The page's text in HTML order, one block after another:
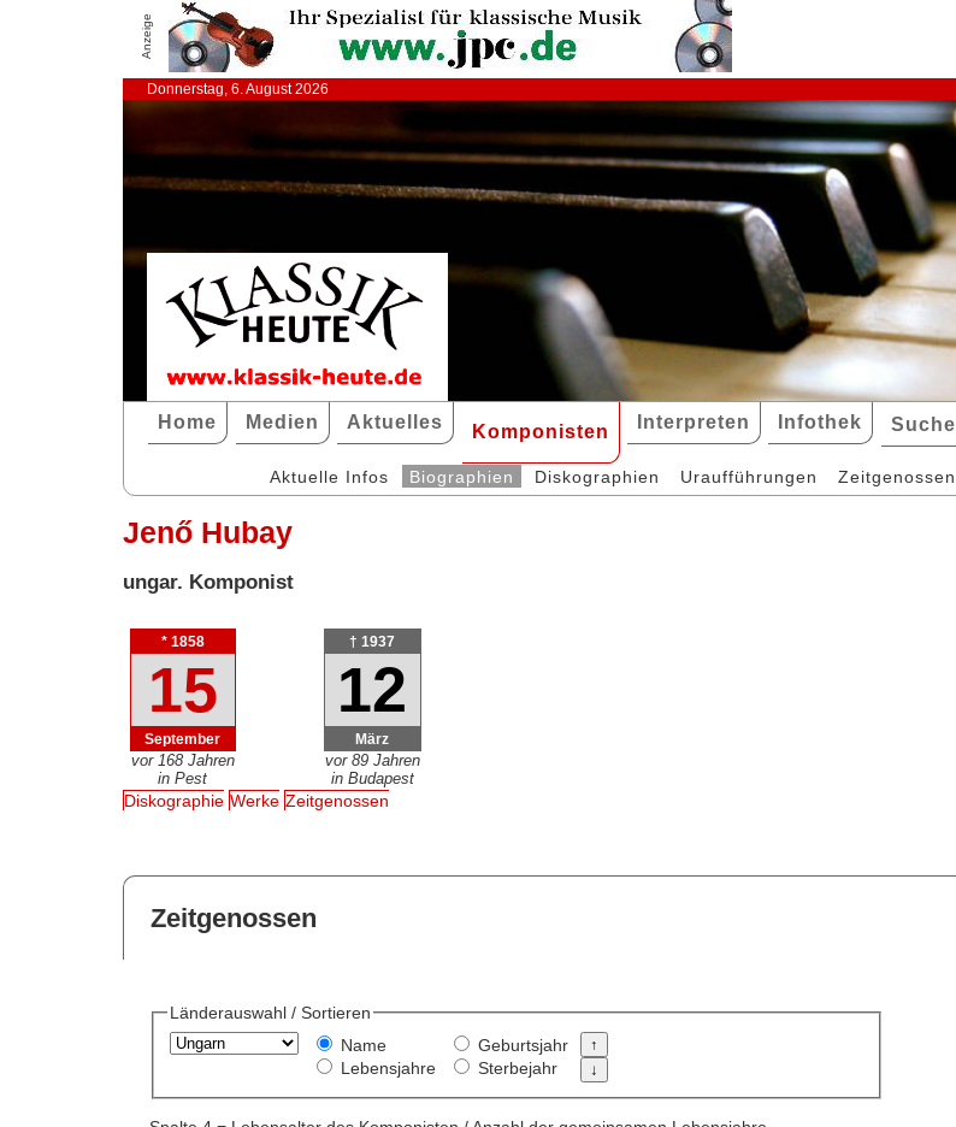
Anzeige
Donnerstag, 6. August 2026
Home Medien Aktuelles Komponisten Interpreten Infothek Suche
Aktuelle Infos Biographien Diskographien Uraufführungen Zeitgenossen
Jenő Hubay
ungar. Komponist
* 1858
15
September
vor 168 Jahren
in Pest
† 1937
12
März
vor 89 Jahren
in Budapest
Diskographie Werke Zeitgenossen
Zeitgenossen
Länderauswahl / Sortieren
Name
Lebensjahre
Geburtsjahr
Sterbejahr